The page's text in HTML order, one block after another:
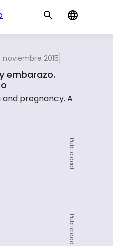
noviembre 2015
embarazo.
pregnancy. A
Publicidad
Publicidad